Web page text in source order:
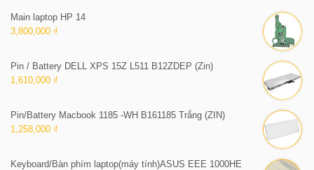
Main laptop HP 14
3,800,000 ₫
Pin / Battery DELL XPS 15Z L511 B12ZDEP (Zin)
1,610,000 ₫
Pin/Battery Macbook 1185 -WH B161185 Trắng (ZIN)
1,258,000 ₫
Keyboard/Bàn phím laptop(máy tính)ASUS EEE 1000HE